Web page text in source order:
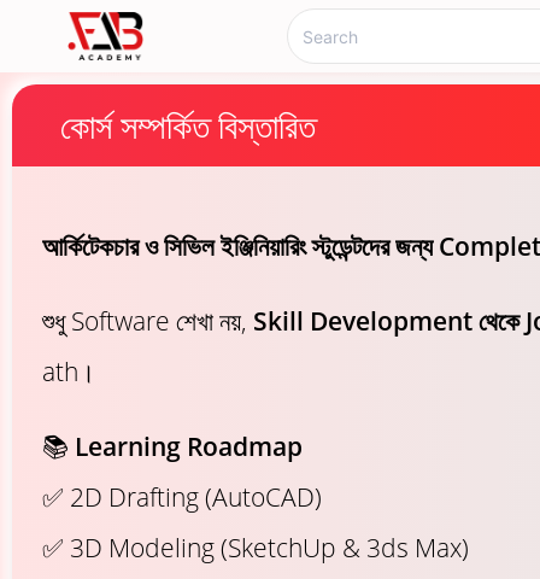
কোর্স সম্পর্কিত বিস্তারিত
আর্কিটেকচার ও সিভিল ইঞ্জিনিয়ারিং স্টুডেন্টদের
শুধু Software শেখা নয়, Skill Development থেকে
ath।
📚 Learning Roadmap
✅ 2D Drafting (AutoCAD)
✅ 3D Modeling (SketchUp & 3ds Max)